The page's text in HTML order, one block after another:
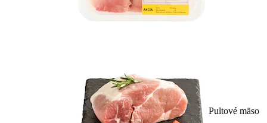
Pultové mäso